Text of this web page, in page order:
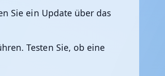
Sie ein Update über das
Testen Sie, ob eine